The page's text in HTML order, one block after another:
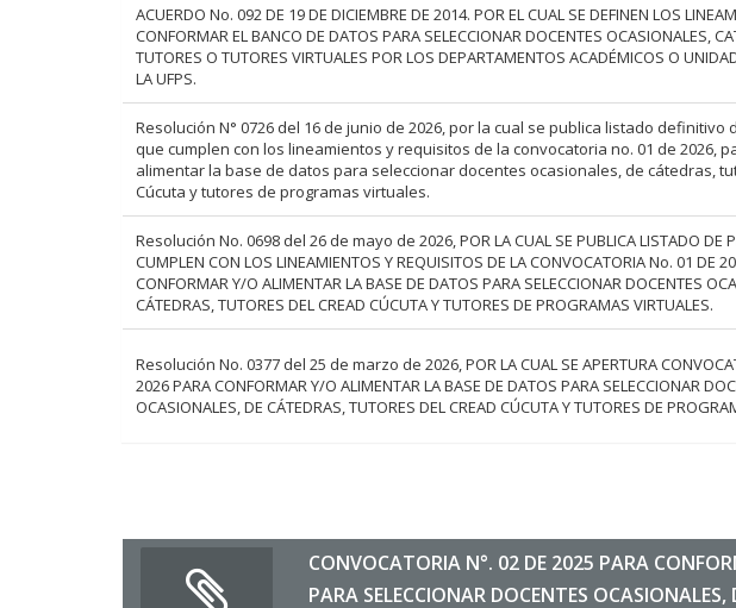
ACUERDO No. 092 DE 19 DE DICIEMBRE DE 2014. POR EL CUAL SE DEFINEN LOS
CONFORMAR EL BANCO DE DATOS PARA SELECCIONAR DOCENTES OCASIONALES,
TUTORES O TUTORES VIRTUALES POR LOS DEPARTAMENTOS ACADÉMICOS O
LA UFPS.
Resolución N° 0726 del 16 de junio de 2026, por la cual se publica listado
que cumplen con los lineamientos y requisitos de la convocatoria no. 01 de 2026,
alimentar la base de datos para seleccionar docentes ocasionales, de cátedras,
Cúcuta y tutores de programas virtuales.
Resolución No. 0698 del 26 de mayo de 2026, POR LA CUAL SE PUBLICA LISTADO DE
CUMPLEN CON LOS LINEAMIENTOS Y REQUISITOS DE LA CONVOCATORIA No. 01 DE
CONFORMAR Y/O ALIMENTAR LA BASE DE DATOS PARA SELECCIONAR DOCENTES
CÁTEDRAS, TUTORES DEL CREAD CÚCUTA Y TUTORES DE PROGRAMAS VIRTUALES.
Resolución No. 0377 del 25 de marzo de 2026, POR LA CUAL SE APERTURA
2026 PARA CONFORMAR Y/O ALIMENTAR LA BASE DE DATOS PARA SELECCIONAR
OCASIONALES, DE CÁTEDRAS, TUTORES DEL CREAD CÚCUTA Y TUTORES DE
CONVOCATORIA N°. 02 DE 2025 PARA
PARA SELECCIONAR DOCENTES